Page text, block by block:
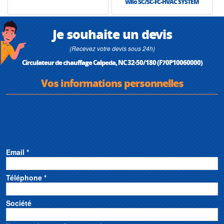
Wilo SC/SC-FC-HVAC SYSTEM
Je souhaite un devis
(Recevez votre devis sous 24h)
Circulateur de chauffage Calpeda, NC 32-50/180 (F70P10060000)
Vos informations personnelles
Email *
Téléphone *
Société